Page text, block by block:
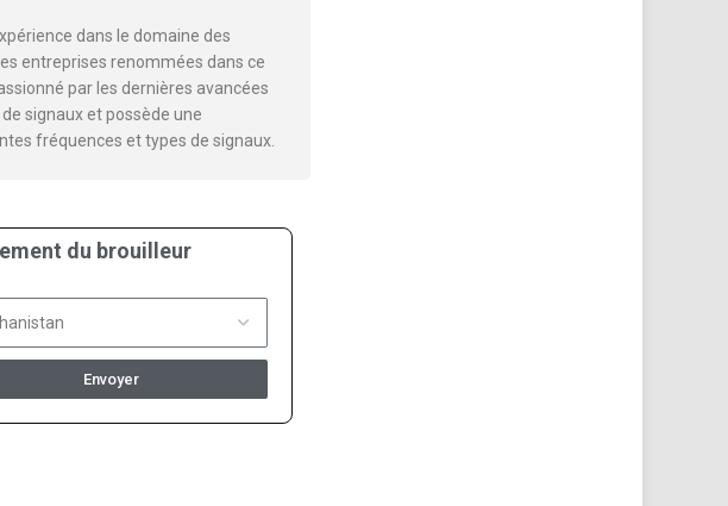
dans le domaine des
entreprises renommées dans ce
par les dernières avancées
signaux et possède une
fréquences et types de signaux.
du brouilleur
Envoyer